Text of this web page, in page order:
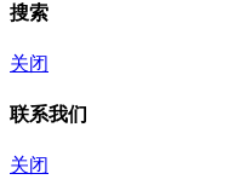
搜索
关闭
联系我们
关闭